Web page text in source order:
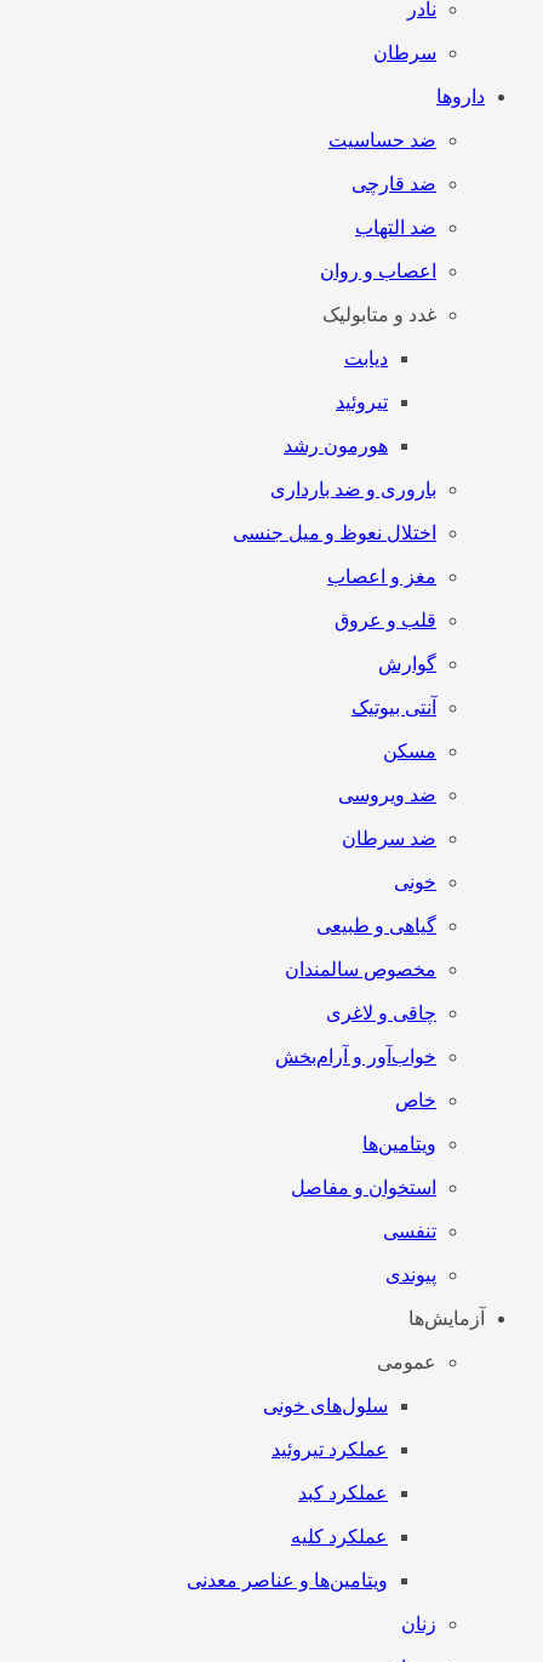
نادر
سرطان
داروها
ضد حساسیت
ضد قارچی
ضد التهاب
اعصاب و روان
غدد و متابولیک
دیابت
تیروئید
هورمون رشد
باروری و ضد بارداری
اختلال نعوظ و میل جنسی
مغز و اعصاب
قلب و عروق
گوارش
آنتی‌ بیوتیک
مسکن
ضد ویروسی
ضد سرطان
خونی
گیاهی و طبیعی
مخصوص سالمندان
چاقی و لاغری
خواب‌آور و آرام‌بخش
خاص
ویتامین‌ها
استخوان و مفاصل
تنفسی
پیوندی
آزمایش‌ها
عمومی
سلول‌های خونی
عملکرد تیروئید
عملکرد کبد
عملکرد کلیه
ویتامین‌ها و عناصر معدنی
زنان